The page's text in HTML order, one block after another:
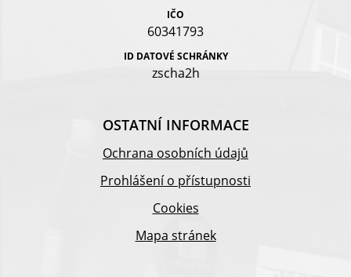
IČO
60341793
ID DATOVÉ SCHRÁNKY
zscha2h
OSTATNÍ INFORMACE
Ochrana osobních údajů
Prohlášení o přístupnosti
Cookies
Mapa stránek